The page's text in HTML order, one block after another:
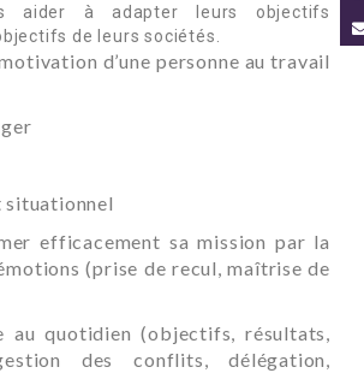
aider à adapter leurs objectifs
de leurs sociétés.
d’une personne au travail
situationnel
efficacement sa mission par la
(prise de recul, maîtrise de
au quotidien (objectifs, résultats,
des conflits, délégation,